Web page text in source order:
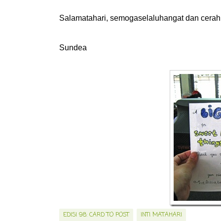
Salamatahari, semogaselaluhangat dan
Sundea
EDISI 98: CARD TO POST INTI MATAHARI